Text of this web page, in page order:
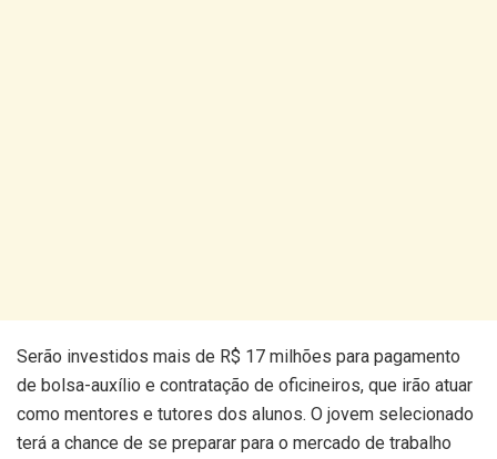
Serão investidos mais de R$ 17 milhões para pagamento
de bolsa-auxílio e contratação de oficineiros, que irão atuar
como mentores e tutores dos alunos. O jovem selecionado
terá a chance de se preparar para o mercado de trabalho